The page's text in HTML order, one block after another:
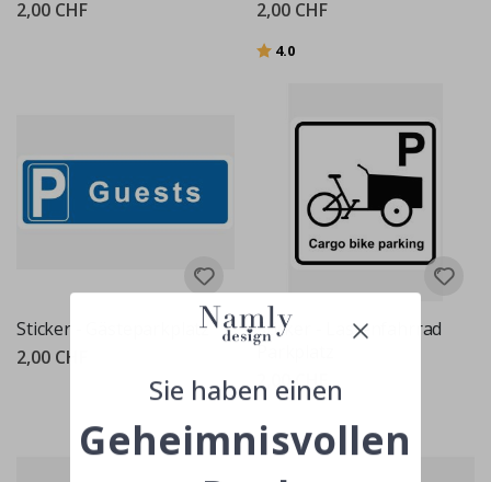
2,00 CHF
2,00 CHF
Bewertung:
4.0
Sticker - Gästeparkplatz
2,00 CHF
Sticker - Lastenfahrrad
Parkplatz
2,00 CHF
Sie haben einen
Geheimnisvollen